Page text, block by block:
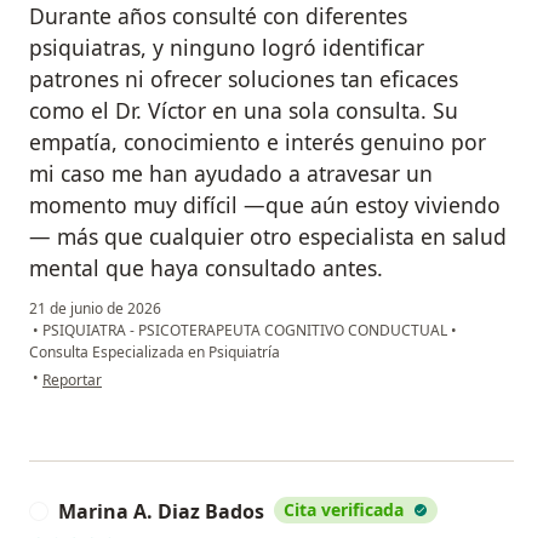
Durante años consulté con diferentes
psiquiatras, y ninguno logró identificar
patrones ni ofrecer soluciones tan eficaces
como el Dr. Víctor en una sola consulta. Su
empatía, conocimiento e interés genuino por
mi caso me han ayudado a atravesar un
momento muy difícil —que aún estoy viviendo
— más que cualquier otro especialista en salud
mental que haya consultado antes.
21 de junio de 2026
• PSIQUIATRA - PSICOTERAPEUTA COGNITIVO CONDUCTUAL •
Consulta Especializada en Psiquiatría
• en opinión del usuario Kervin Duran
Reportar
Marina A. Diaz Bados Cita verificada